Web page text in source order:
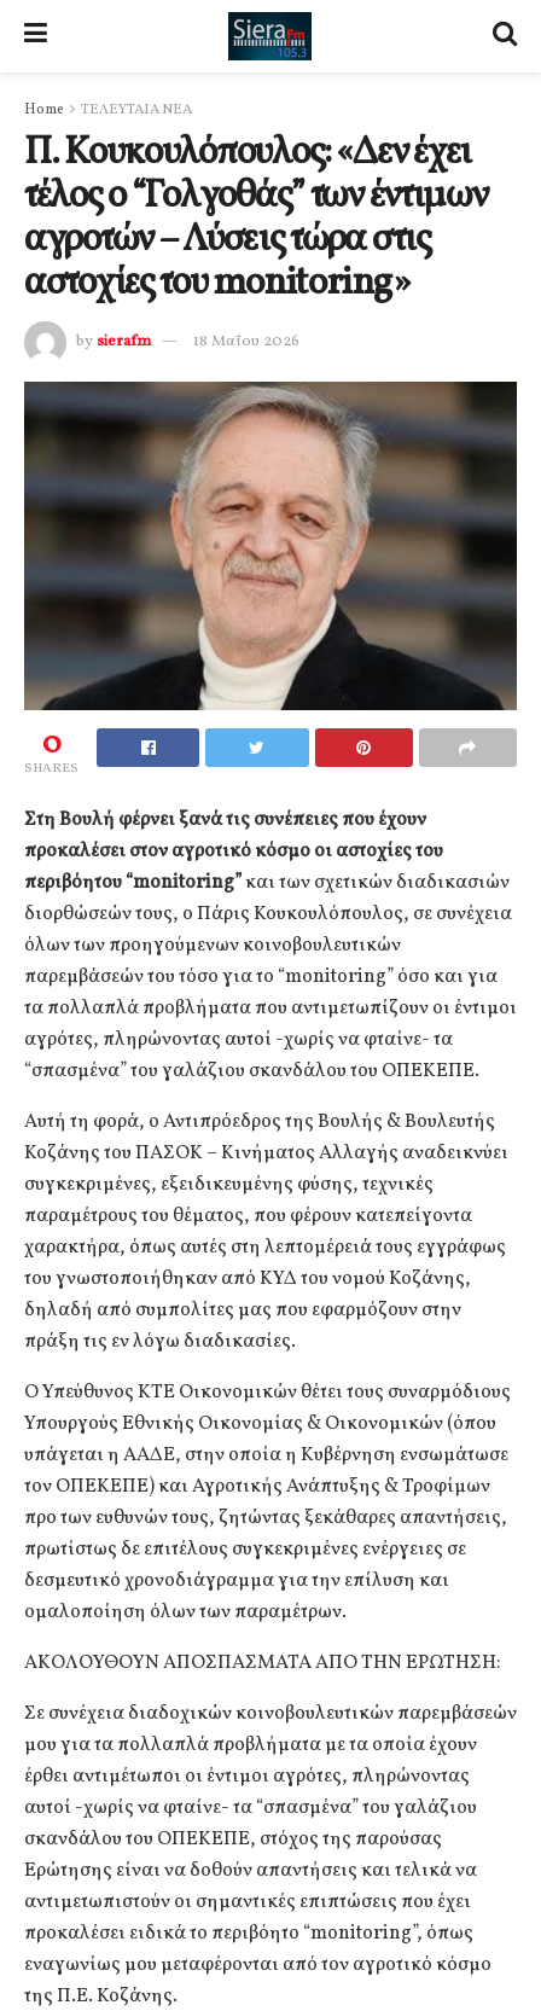
Home ΤΕΛΕΥΤΑΙΑ ΝΕΑ
Π. Κουκουλόπουλος: «Δεν έχει
τέλος ο “Γολγοθάς” των έντιμων
αγροτών – Λύσεις τώρα στις
αστοχίες του monitoring»
by sierafm 18 Μαΐου 2026
0
SHARES
Στη Βουλή φέρνει ξανά τις συνέπειες που έχουν
προκαλέσει στον αγροτικό κόσμο οι αστοχίες του
περιβόητου “monitoring”και των σχετικών διαδικασιών
διορθώσεών τους, ο Πάρις Κουκουλόπουλος, σε συνέχεια
όλων των προηγούμενων κοινοβουλευτικών
παρεμβάσεών του τόσο για το “monitoring” όσο και για
τα πολλαπλά προβλήματα που αντιμετωπίζουν οι έντιμοι
αγρότες, πληρώνοντας αυτοί -χωρίς να φταίνε- τα
“σπασμένα” του γαλάζιου σκανδάλου του ΟΠΕΚΕΠΕ.
Αυτή τη φορά, ο Αντιπρόεδρος της Βουλής & Βουλευτής
Κοζάνης του ΠΑΣΟΚ – Κινήματος Αλλαγής αναδεικνύει
συγκεκριμένες, εξειδικευμένης φύσης, τεχνικές
παραμέτρους του θέματος, που φέρουν κατεπείγοντα
χαρακτήρα, όπως αυτές στη λεπτομέρειά τους εγγράφως
του γνωστοποιήθηκαν από ΚΥΔ του νομού Κοζάνης,
δηλαδή από συμπολίτες μας που εφαρμόζουν στην
πράξη τις εν λόγω διαδικασίες.
Ο Υπεύθυνος ΚΤΕ Οικονομικών θέτει τους συναρμόδιους
Υπουργούς Εθνικής Οικονομίας & Οικονομικών (όπου
υπάγεται η ΑΑΔΕ, στην οποία η Κυβέρνηση ενσωμάτωσε
τον ΟΠΕΚΕΠΕ) και Αγροτικής Ανάπτυξης & Τροφίμων
προ των ευθυνών τους, ζητώντας ξεκάθαρες απαντήσεις,
πρωτίστως δε επιτέλους συγκεκριμένες ενέργειες σε
δεσμευτικό χρονοδιάγραμμα για την επίλυση και
ομαλοποίηση όλων των παραμέτρων.
ΑΚΟΛΟΥΘΟΥΝ ΑΠΟΣΠΑΣΜΑΤΑ ΑΠΟ ΤΗΝ ΕΡΩΤΗΣΗ:
Σε συνέχεια διαδοχικών κοινοβουλευτικών παρεμβάσεών
μου για τα πολλαπλά προβλήματα με τα οποία έχουν
έρθει αντιμέτωποι οι έντιμοι αγρότες, πληρώνοντας
αυτοί -χωρίς να φταίνε- τα “σπασμένα” του γαλάζιου
σκανδάλου του ΟΠΕΚΕΠΕ, στόχος της παρούσας
Ερώτησης είναι να δοθούν απαντήσεις και τελικά να
αντιμετωπιστούν οι σημαντικές επιπτώσεις που έχει
προκαλέσει ειδικά το περιβόητο “monitoring”, όπως
εναγωνίως μου μεταφέρονται από τον αγροτικό κόσμο
της Π.Ε. Κοζάνης.